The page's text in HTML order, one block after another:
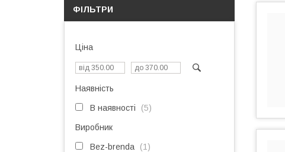
ФІЛЬТРИ
Ціна
Наявність
В наявності 5
Виробник
Bez-brenda 1